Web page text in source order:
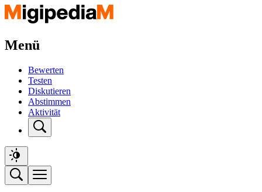
Menü
Bewerten
Testen
Diskutieren
Abstimmen
Aktivität